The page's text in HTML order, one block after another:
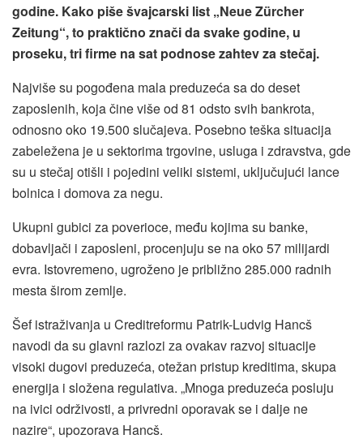
godine. Kako piše švajcarski list „Neue Zürcher
Zeitung“, to praktično znači da svake godine, u
proseku, tri firme na sat podnose zahtev za stečaj.
Najviše su pogođena mala preduzeća sa do deset
zaposlenih, koja čine više od 81 odsto svih bankrota,
odnosno oko 19.500 slučajeva. Posebno teška situacija
zabeležena je u sektorima trgovine, usluga i zdravstva, gde
su u stečaj otišli i pojedini veliki sistemi, uključujući lance
bolnica i domova za negu.
Ukupni gubici za poverioce, među kojima su banke,
dobavljači i zaposleni, procenjuju se na oko 57 milijardi
evra. Istovremeno, ugroženo je približno 285.000 radnih
mesta širom zemlje.
Šef istraživanja u Creditreformu Patrik-Ludvig Hancš
navodi da su glavni razlozi za ovakav razvoj situacije
visoki dugovi preduzeća, otežan pristup kreditima, skupa
energija i složena regulativa. „Mnoga preduzeća posluju
na ivici održivosti, a privredni oporavak se i dalje ne
nazire“, upozorava Hancš.